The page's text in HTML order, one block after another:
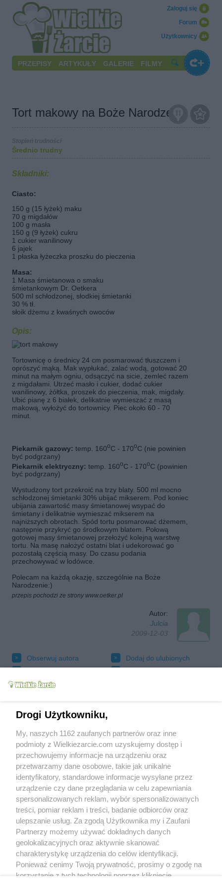
Użytkownicy
Forum
Zaloguj się
PRZEPISY ARTYKUŁY GALERIE FILMY
Tort makowy na Boże Narodzenie
Średnio trudny
Składniki:
Ciasto:
150 g (15 łyżek) maku
70 g migdałów
100 g masła
150 g (9 łyżek) cukru
1 cukier wanilinowy
6 jajek
1 płaska łyżeczka proszku do pieczenia
Masa:
1 Masa śmietanowa o smaku
śmietankowym Dr. Oetkera
500 ml schłodzonej, słodkiej śmietanki
30 % tł.
słoik dżemu z kwaśnych owoców
Opis:
Tortownicę o średnicy 24 cm posmarować tłuszczem i
oprószyć mąką. Mak wypłukać, zalać wodą, gotować 20
minut na małym ogniu, odsączyć na sicie, zemleć razem
z migdałami. Utrzeć masło i cukier, dodać cukier
wanilinowy, żółtka, proszek do pieczenia, mak, migdały.
Ubić pianę z 6 białek, delikatnie wymieszać z masą
makową, wyłożyć do tortownicy. Piec około 60 - 70
minut.
Piekarnik gazowy: temp. 160oC - 170oC (nie powinien
być podgrzany)
Piekarnik elektryczny: temp. 160oC - 170oC (powinien
być podgrzany)
Wystudzony tort przekroić na trzy blaty. 500 ml mocno
schłodzonej śmietanki 30% ubijać mikserem. Pod koniec
ubijania zawartość masy śmietanowej wsypać do
śmietany i delikatnie wymieszać mikserem na
najniższych obrotach. Spód tortu posmarować dżemem,
następnie przykryć go środkowym blatem. Połową
gotowej masy śmietanowej przełożyć kolejną warstwę
tortu. Na masę nałożyć ostatni blat i udekorować go
pozostałą częścią masy. Do czasu podania
przechowywać w lodówce.
Polecam na każdą okazję, szczególnie na Boże
Narodzenie:)
przepis pochodzi ze strony www.oetker.pl
Autor:
Julcia
2009-12-03
Obserwuj autora
Dodaj do ulubionych
Drukuj
Grupy: Ciasta Torty
Święta Bożego Narodzenia
Wypieki Bożonarodzeniowe
Tagi:
makowy święta tort więcej tagów
Nikt jeszcze nie napisał opinii. Bądź pierwszy!
Drogi Użytkowniku,
My, naszych 1162 zaufanych partnerów oraz inne
podmioty z Wielkiezarcie.com uzyskujemy dostęp i
przechowujemy informacje na urządzeniu oraz
przetwarzamy dane osobowe, takie jak unikalne
identyfikatory, standardowe informacje wysyłane przez
urządzenie czy dane przeglądania w celu zapewniania
spersonalizowanych reklam, wybór spersonalizowanych
treści, pomiar reklam i treści, badanie odbiorców oraz
ulepszanie usług. Za zgodą Użytkownika my i Zaufani
Partnerzy możemy używać dokładnych danych
geolokalizacyjnych oraz aktywnie skanować
charakterystykę urządzenia do celów identyfikacji.
Ponieważ cenimy Twoją prywatność, prosimy o zgodę na
korzystanie z tych technologii poprzez kliknięcie